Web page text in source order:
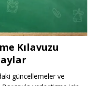
Kılavuzu
güncellemeler ve